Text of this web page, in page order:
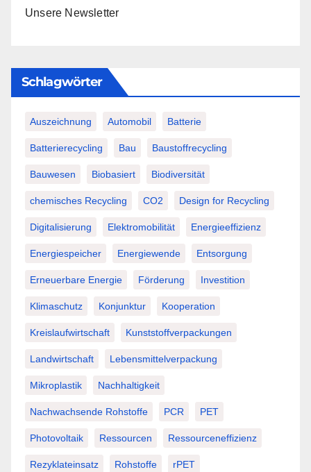
Unsere Newsletter
Schlagwörter
Auszeichnung Automobil Batterie
Batterierecycling Bau Baustoffrecycling
Bauwesen Biobasiert Biodiversität
chemisches Recycling CO2 Design for Recycling
Digitalisierung Elektromobilität Energieeffizienz
Energiespeicher Energiewende Entsorgung
Erneuerbare Energie Förderung Investition
Klimaschutz Konjunktur Kooperation
Kreislaufwirtschaft Kunststoffverpackungen
Landwirtschaft Lebensmittelverpackung
Mikroplastik Nachhaltigkeit
Nachwachsende Rohstoffe PCR PET
Photovoltaik Ressourcen Ressourceneffizienz
Rezyklateinsatz Rohstoffe rPET